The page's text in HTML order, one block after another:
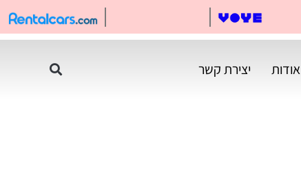
אודות יצירת קשר